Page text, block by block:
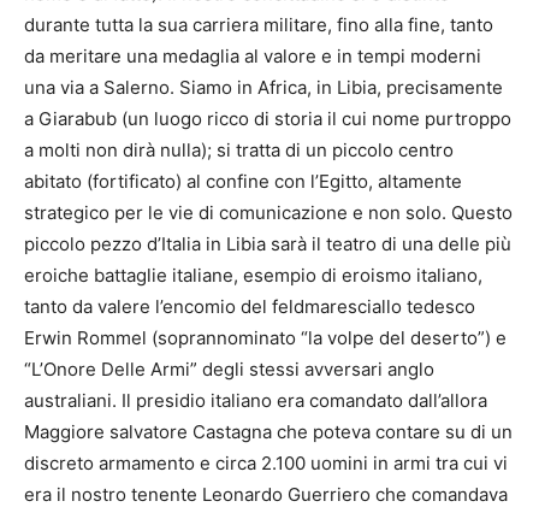
durante tutta la sua carriera militare, fino alla fine, tanto
da meritare una medaglia al valore e in tempi moderni
una via a Salerno. Siamo in Africa, in Libia, precisamente
a Giarabub (un luogo ricco di storia il cui nome purtroppo
a molti non dirà nulla); si tratta di un piccolo centro
abitato (fortificato) al confine con l’Egitto, altamente
strategico per le vie di comunicazione e non solo. Questo
piccolo pezzo d’Italia in Libia sarà il teatro di una delle più
eroiche battaglie italiane, esempio di eroismo italiano,
tanto da valere l’encomio del feldmaresciallo tedesco
Erwin Rommel (soprannominato “la volpe del deserto”) e
“L’Onore Delle Armi” degli stessi avversari anglo
australiani. Il presidio italiano era comandato dall’allora
Maggiore salvatore Castagna che poteva contare su di un
discreto armamento e circa 2.100 uomini in armi tra cui vi
era il nostro tenente Leonardo Guerriero che comandava